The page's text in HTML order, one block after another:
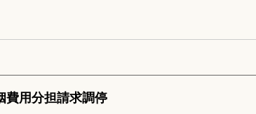
費用分担請求調停